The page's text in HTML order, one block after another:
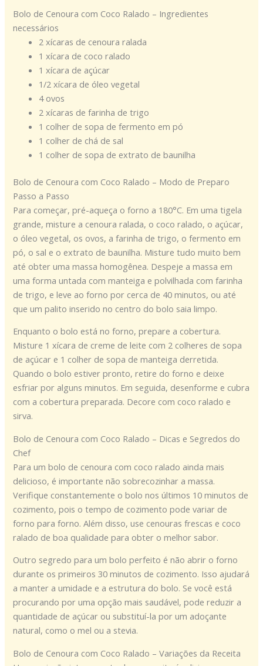
Bolo de Cenoura com Coco Ralado – Ingredientes
necessários
2 xícaras de cenoura ralada
1 xícara de coco ralado
1 xícara de açúcar
1/2 xícara de óleo vegetal
4 ovos
2 xícaras de farinha de trigo
1 colher de sopa de fermento em pó
1 colher de chá de sal
1 colher de sopa de extrato de baunilha
Bolo de Cenoura com Coco Ralado – Modo de Preparo
Passo a Passo
Para começar, pré-aqueça o forno a 180°C. Em uma tigela
grande, misture a cenoura ralada, o coco ralado, o açúcar,
o óleo vegetal, os ovos, a farinha de trigo, o fermento em
pó, o sal e o extrato de baunilha. Misture tudo muito bem
até obter uma massa homogênea. Despeje a massa em
uma forma untada com manteiga e polvilhada com farinha
de trigo, e leve ao forno por cerca de 40 minutos, ou até
que um palito inserido no centro do bolo saia limpo.
Enquanto o bolo está no forno, prepare a cobertura.
Misture 1 xícara de creme de leite com 2 colheres de sopa
de açúcar e 1 colher de sopa de manteiga derretida.
Quando o bolo estiver pronto, retire do forno e deixe
esfriar por alguns minutos. Em seguida, desenforme e cubra
com a cobertura preparada. Decore com coco ralado e
sirva.
Bolo de Cenoura com Coco Ralado – Dicas e Segredos do
Chef
Para um bolo de cenoura com coco ralado ainda mais
delicioso, é importante não sobrecozinhar a massa.
Verifique constantemente o bolo nos últimos 10 minutos de
cozimento, pois o tempo de cozimento pode variar de
forno para forno. Além disso, use cenouras frescas e coco
ralado de boa qualidade para obter o melhor sabor.
Outro segredo para um bolo perfeito é não abrir o forno
durante os primeiros 30 minutos de cozimento. Isso ajudará
a manter a umidade e a estrutura do bolo. Se você está
procurando por uma opção mais saudável, pode reduzir a
quantidade de açúcar ou substituí-la por um adoçante
natural, como o mel ou a stevia.
Bolo de Cenoura com Coco Ralado – Variações da Receita